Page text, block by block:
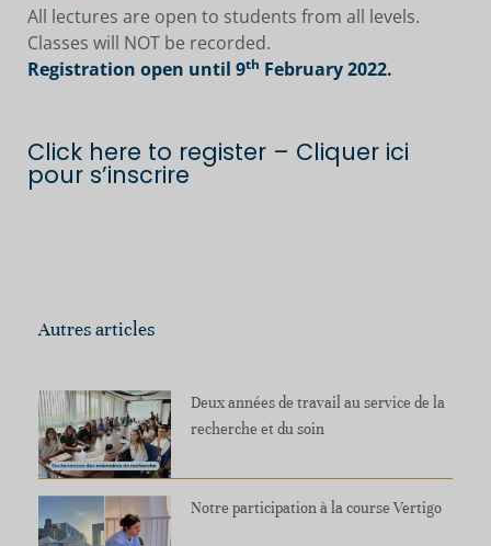
All lectures are open to students from all levels.
Classes will NOT be recorded.
Registration open until 9th February 2022.
Click here to register – Cliquer ici
pour s’inscrire
Autres articles
Deux années de travail au service de la
recherche et du soin
Notre participation à la course Vertigo